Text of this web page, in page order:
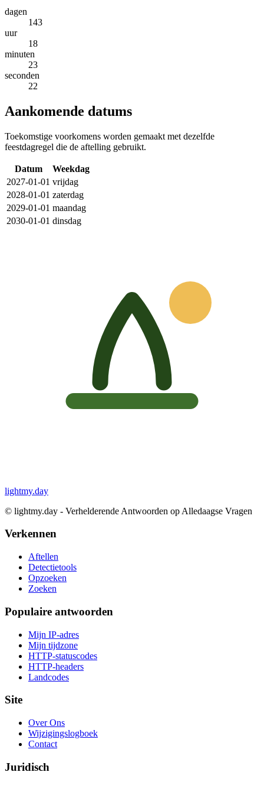
dagen
143
uur
18
minuten
23
seconden
22
Aankomende datums
Toekomstige voorkomens worden gemaakt met dezelfde
feestdagregel die de aftelling gebruikt.
Datum
Weekdag
2027-01-01 vrijdag
2028-01-01 zaterdag
2029-01-01 maandag
2030-01-01 dinsdag
lightmy.day
© lightmy.day - Verhelderende Antwoorden op Alledaagse Vragen
Verkennen
Aftellen
Detectietools
Opzoeken
Zoeken
Populaire antwoorden
Mijn IP-adres
Mijn tijdzone
HTTP-statuscodes
HTTP-headers
Landcodes
Site
Over Ons
Wijzigingslogboek
Contact
Juridisch